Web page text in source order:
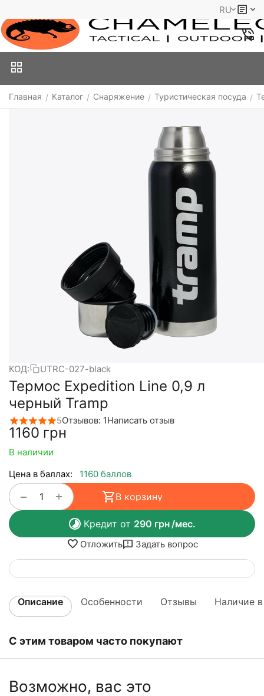
RU
Главная / Каталог / Снаряжение / Туристическая посуда /
КОД: UTRC-027-black
Термос Expedition Line 0,9 л
черный Tramp
5Отзывов: 1Написать отзыв
‍1160‍ грн
В наличии
Цена в баллах:
1160 баллов
+
− В корзину
Кредит от 290 грн/мес.
Отложить Задать вопрос
Описание Особенности Отзывы Наличие
С этим товаром часто покупают
Возможно, вас это